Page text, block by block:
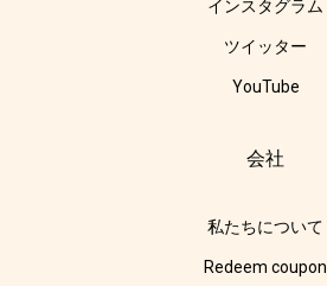
インスタグラム
ツイッター
YouTube
会社
私たちについて
Redeem coupon